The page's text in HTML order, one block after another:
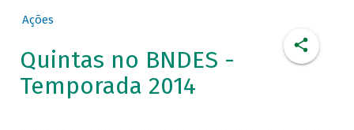
Ações
Quintas no BNDES -
Temporada 2014